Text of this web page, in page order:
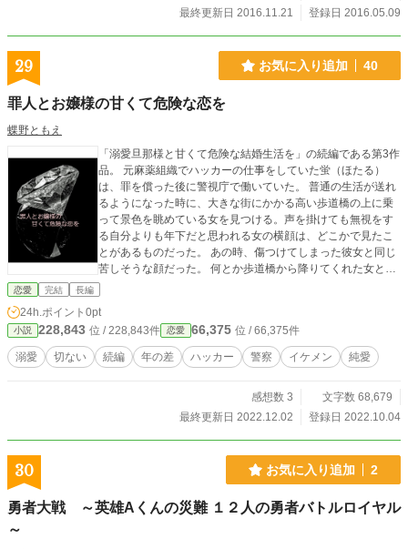
最終更新日 2016.11.21
登録日 2016.05.09
29 お気に入り追加 40
罪人とお嬢様の甘くて危険な恋を
蝶野ともえ
「溺愛旦那様と甘くて危険な結婚生活を」の続編である第3作
品。 元麻薬組織でハッカーの仕事をしていた蛍（ほたる）
は、罪を償った後に警視庁で働いていた。 普通の生活が送れ
るようになった時に、大きな街にかかる高い歩道橋の上に乗
って景色を眺めている女を見つける。声を掛けても無視をす
る自分よりも年下だと思われる女の横顔は、どこかで見たこ
とがあるものだった。 あの時、傷つけてしまった彼女と同じ
苦しそうな顔だった。 何とか歩道橋から降りてくれた女と蛍
は、少しずつ距離を縮めていく。 本当の愛を知らない女と愛
くのかーー。
恋愛 完結 長編
24h.ポイント 0pt
小説 228,843 位 / 228,843件 恋愛 66,375 位 / 66,375件
溺愛 切ない 続編 年の差 ハッカー 警察 イケメン 純愛
感想数 3
文字数 68,679
最終更新日 2022.12.02
登録日 2022.10.04
30 お気に入り追加 2
勇者大戦 ～英雄Aくんの災難 １２人の勇者バトルロイヤル
～